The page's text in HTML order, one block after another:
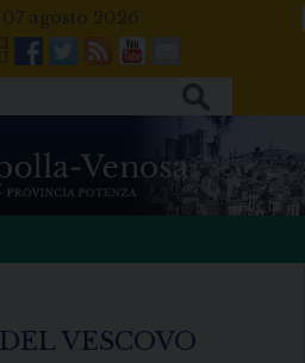
agosto 2026
Facebook
Twitter
FeedsYoutube
Mail
VESCOVO